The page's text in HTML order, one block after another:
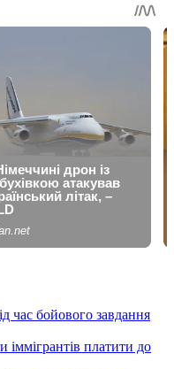
час бойового завдання
іммігрантів платити до